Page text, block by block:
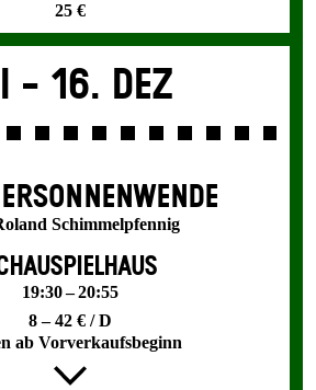
25 €
- 16. Dez
Schimmelpfennig
19:30 – 20:55
8 – 42 € / D
ab Vorverkaufsbeginn